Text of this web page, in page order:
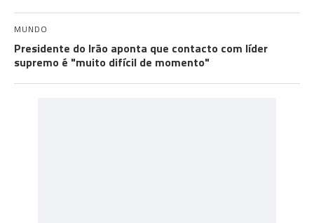
MUNDO
Presidente do Irão aponta que contacto com líder
supremo é "muito difícil de momento"